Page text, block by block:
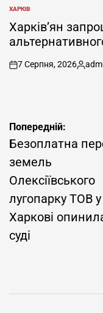
ОПУБЛІКУВАТИ
У
ХАРКІВ
Харків’ян
on
7 Серпня, 2026
Навігація
записів
Попередній:
Безоплатна
земель
Олексіївського
лугопарку ТОВ у
Харкові
суді